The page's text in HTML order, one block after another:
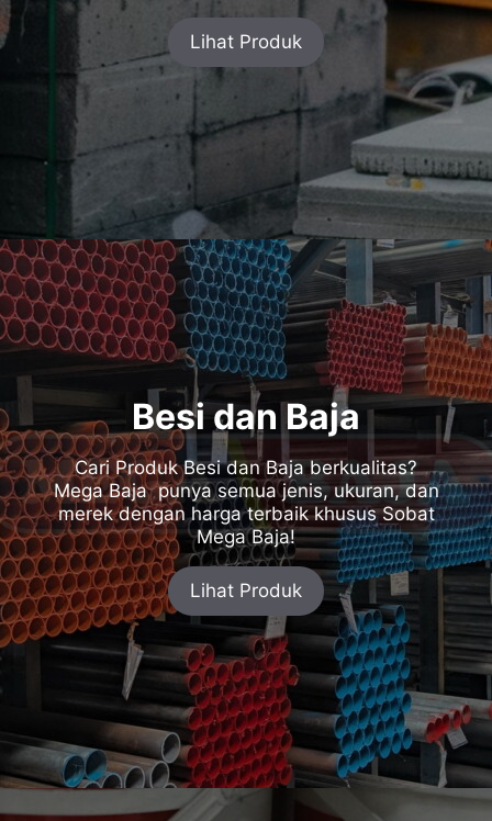
Lihat Produk
Besi dan Baja
Cari Produk Besi dan Baja berkualitas?
Mega Baja punya semua jenis, ukuran, dan
merek dengan harga terbaik khusus Sobat
Mega Baja!
Lihat Produk